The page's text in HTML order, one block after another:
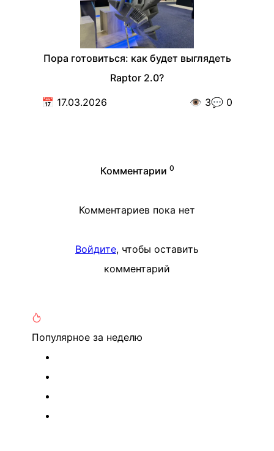
Пора готовиться: как будет выглядеть
Raptor 2.0?
📅 17.03.2026 👁️ 3💬 0
Комментарии 0
Комментариев пока нет
Войдите, чтобы оставить
комментарий
Популярное за неделю